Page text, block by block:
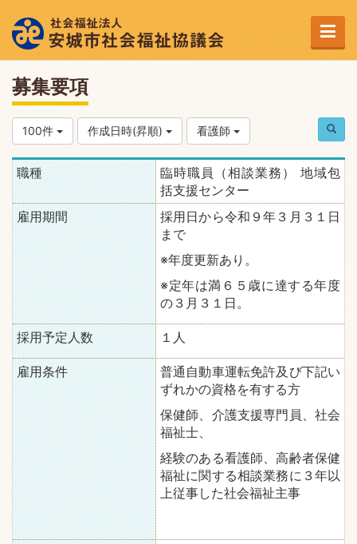
募集要項
100件 作成日時(昇順) 看護師
職種
臨時職員（相談業務） 地域包
括支援センター
雇用期間
採用日から令和９年３月３１日
まで
※年度更新あり。
※定年は満６５歳に達する年度
の３月３１日。
採用予定人数 １人
雇用条件
普通自動車運転免許及び下記い
ずれかの資格を有する方
保健師、介護支援専門員、社会
福祉士、
経験のある看護師、高齢者保健
福祉に関する相談業務に３年以
上従事した社会福祉主事